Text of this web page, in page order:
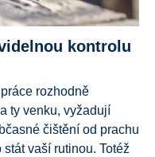
kontrolu
rozhodně
ty venku, vyžadují
čištění od prachu
vaší rutinou. Totéž